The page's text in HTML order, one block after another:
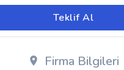
Teklif Al
Firma Bilgileri